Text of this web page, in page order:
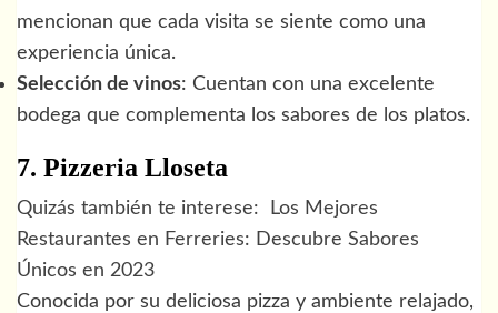
mencionan que cada visita se siente como una
experiencia única.
Selección de vinos: Cuentan con una excelente
bodega que complementa los sabores de los platos.
7. Pizzeria Lloseta
Quizás también te interese:
Los Mejores
Restaurantes en Ferreries: Descubre Sabores
Únicos en 2023
Conocida por su deliciosa pizza y ambiente relajado,